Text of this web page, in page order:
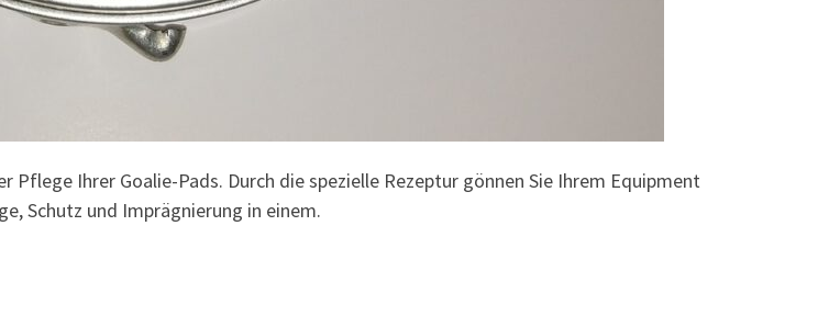
Pflege Ihrer Goalie-Pads. Durch die spezielle Rezeptur gönnen Sie Ihrem Equipment
Schutz und Imprägnierung in einem.